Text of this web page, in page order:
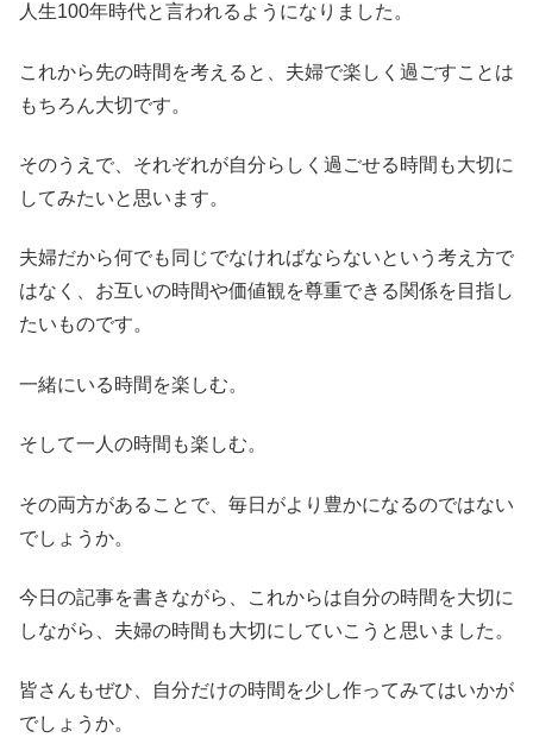
人生100年時代と言われるようになりました。
これから先の時間を考えると、夫婦で楽しく過ごすことは
もちろん大切です。
そのうえで、それぞれが自分らしく過ごせる時間も大切に
してみたいと思います。
夫婦だから何でも同じでなければならないという考え方で
はなく、お互いの時間や価値観を尊重できる関係を目指し
たいものです。
一緒にいる時間を楽しむ。
そして一人の時間も楽しむ。
その両方があることで、毎日がより豊かになるのではない
でしょうか。
今日の記事を書きながら、これからは自分の時間を大切に
しながら、夫婦の時間も大切にしていこうと思いました。
皆さんもぜひ、自分だけの時間を少し作ってみてはいかが
でしょうか。